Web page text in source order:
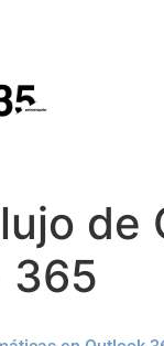
de
365